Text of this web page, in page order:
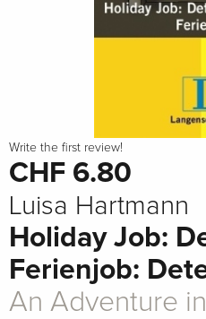
Write the first review!
CHF 6.80
Luisa Hartmann
Holiday Job:
Ferienjob:
An Adventure